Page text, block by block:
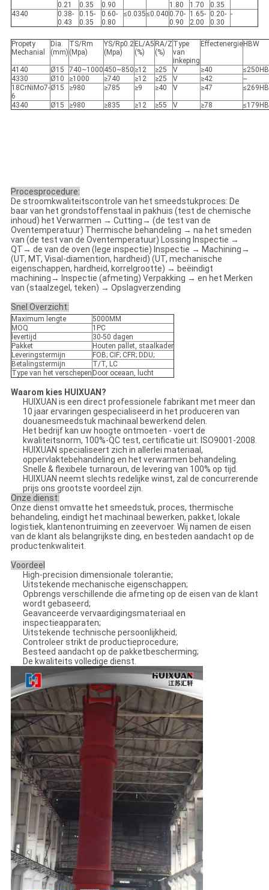
0.21
0.35
0.90
1.80
1.70
0.35
4340
0.38-
0.43
0.15-
0.35
0.60-
0.80
≤0.035≤0.040 0.70-
0.90
1.65-
2.00
0.20-
0.30
-
Propety
Mechanial
Dia.
(mm)
TS/Rm
(Mpa)
YS/Rp0.2
(Mpa)
EL/A5
(%)
RA/Z
(%)
Type
van
inkeping
Effectenergie HBW
4140 Ø15 740~1000 450~850 ≥12 ≥25 V ≥40
4330
Ø10 ≥1000 ≥740 ≥12 ≥25 V ≥42
--
18CrNiMo7-
6
Ø15 ≥980 ≥785 ≥9 ≥40 V ≥47
4340 Ø15 ≥980 ≥835 ≥12 ≥55 V ≥78
Procesprocedure:
De stroomkwaliteitscontrole van het smeedstukproces: De
baar van het grondstoffenstaal in pakhuis (test de chemische
inhoud) het Verwarmen → Cutting→ (de test van de
Oventemperatuur) Thermische behandeling → na het smeden
van (de test van de Oventemperatuur) Lossing Inspectie →
QT→ de van de oven (lege inspectie) Inspectie → Machining→
(UT, MT, Visal-diamention, hardheid) (UT, mechanische
eigenschappen, hardheid, korrelgrootte) → beëindigt
machining→ Inspectie (afmeting) Verpakking → en het Merken
van (staalzegel, teken) → Opslagverzending
Snel Overzicht:
Maximum lengte
5000MM
MOQ
1PC
levertijd
30-50 dagen
Pakket
Houten pallet, staalkader
Leveringstermijn
FOB; CIF; CFR; DDU;
Betalingstermijn
T/T, LC
Type van het verschepen Door oceaan, lucht
Waarom kies HUIXUAN?
HUIXUAN is een direct professionele fabrikant met meer dan
10 jaar ervaringen gespecialiseerd in het produceren van
douanesmeedstuk machinaal bewerkend delen.
Het bedrijf kan uw hoogte ontmoeten - voert de
kwaliteitsnorm, 100%-QC test, certificatie uit: ISO9001-2008.
HUIXUAN specialiseert zich in allerlei materiaal,
oppervlaktebehandeling en het verwarmen behandeling.
Snelle & flexibele turnaroun, de levering van 100% op tijd.
HUIXUAN neemt slechts redelijke winst, zal de concurrerende
prijs ons grootste voordeel zijn.
Onze dienst:
Onze dienst omvatte het smeedstuk, proces, thermische
behandeling, eindigt het machinaal bewerken, pakket, lokale
logistiek, klantenontruiming en zeevervoer. Wij namen de eisen
van de klant als belangrijkste ding, en besteden aandacht op de
productenkwaliteit.
Voordeel
High-precision dimensionale tolerantie;
Uitstekende mechanische eigenschappen;
Opbrengs verschillende die afmeting op de eisen van de klant
wordt gebaseerd;
Geavanceerde vervaardigingsmateriaal en
inspectieapparaten;
Uitstekende technische persoonlijkheid;
Controleer strikt de productieprocedure;
Besteed aandacht op de pakketbescherming;
De kwaliteits volledige dienst.